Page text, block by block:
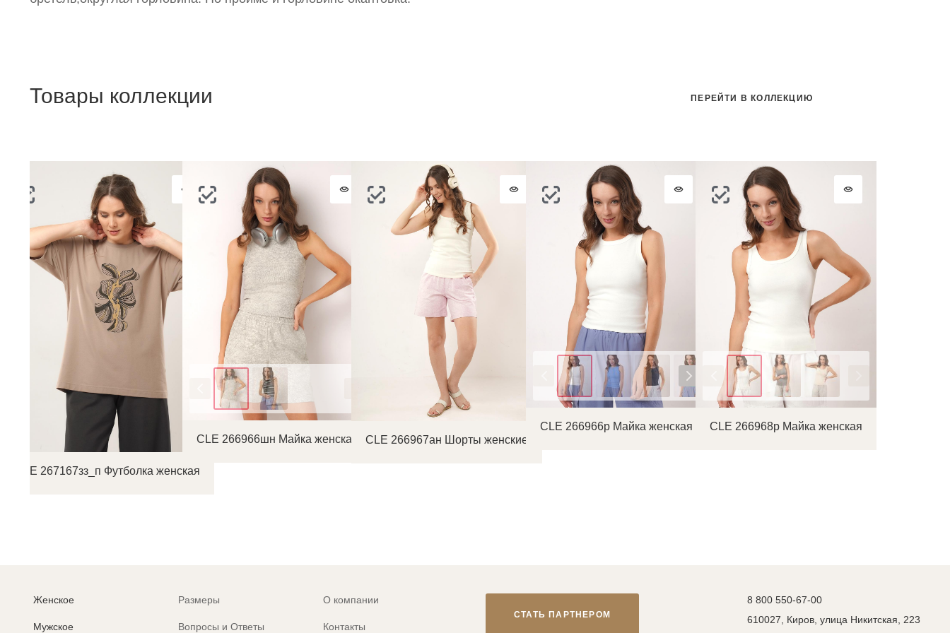
Товары коллекции
CLE 267167зз_п Футболка женская
CLE 266966шн Майка женская CLE 266967ан Шорты женские
CLE 266966р Майка женская CLE 266968р Майка женская
ПЕРЕЙТИ В КОЛЛЕКЦИЮ
Женское
Мужское
Размеры
Вопросы и Ответы
О компании
Контакты
СТАТЬ ПАРТНЕРОМ
8 800 550-67-00
610027, Киров, улица Никитская, 223